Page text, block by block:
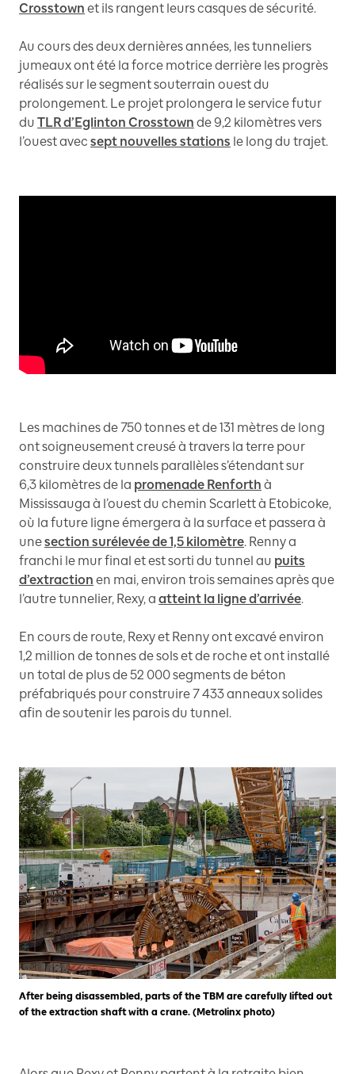
Crosstown et ils rangent leurs casques de sécurité.
Au cours des deux dernières années, les tunneliers
jumeaux ont été la force motrice derrière les progrès
réalisés sur le segment souterrain ouest du
prolongement. Le projet prolongera le service futur
du TLR d’Eglinton Crosstown de 9,2 kilomètres vers
l’ouest avec sept nouvelles stations le long du trajet.
Les machines de 750 tonnes et de 131 mètres de long
ont soigneusement creusé à travers la terre pour
construire deux tunnels parallèles s’étendant sur
6,3 kilomètres de la promenade Renforth à
Mississauga à l’ouest du chemin Scarlett à Etobicoke,
où la future ligne émergera à la surface et passera à
unesection surélevée de 1,5 kilomètre. Renny a
franchi le mur final et est sorti du tunnel au puits
d’extraction en mai, environ trois semaines après que
l’autre tunnelier, Rexy, a atteint la ligne d’arrivée.
En cours de route, Rexy et Renny ont excavé environ
1,2 million de tonnes de sols et de roche et ont installé
un total de plus de 52 000 segments de béton
préfabriqués pour construire 7 433 anneaux solides
afin de soutenir les parois du tunnel.
After being disassembled, parts of the TBM are carefully lifted out
of the extraction shaft with a crane. (Metrolinx photo)